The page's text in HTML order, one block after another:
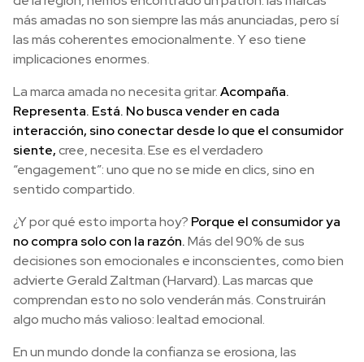
más amadas no son siempre las más anunciadas, pero sí
las más coherentes emocionalmente. Y eso tiene
implicaciones enormes.
La marca amada no necesita gritar.Acompaña.
Representa. Está. No busca vender en cada
interacción, sino conectar desde lo que el consumidor
siente,cree, necesita. Ese es el verdadero
“engagement”: uno que no se mide en clics, sino en
sentido compartido.
¿Y por qué esto importa hoy? Porque el consumidor ya
no compra solo con la razón.Más del 90% de sus
decisiones son emocionales e inconscientes, como bien
advierte Gerald Zaltman (Harvard). Las marcas que
comprendan esto no solo venderán más. Construirán
algo mucho más valioso: lealtad emocional.
En un mundo donde la confianza se erosiona, las